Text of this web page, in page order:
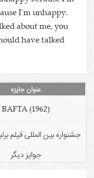
I'm unhappy.
about me, you
have talked
عنوان جایزه
BAFTA (1962)
جشنواره بین المللی فیلم برلین
جوایز دیگر